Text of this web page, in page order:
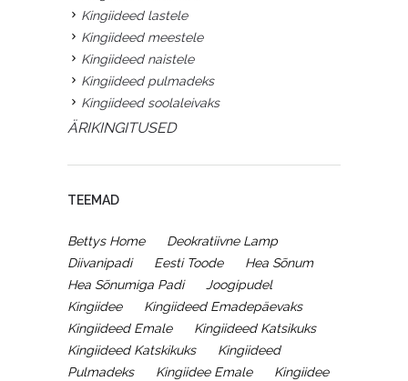
Kingiideed lastele
Kingiideed meestele
Kingiideed naistele
Kingiideed pulmadeks
Kingiideed soolaleivaks
ÄRIKINGITUSED
TEEMAD
Bettys Home
Deokratiivne Lamp
Diivanipadi
Eesti Toode
Hea Sõnum
Hea Sõnumiga Padi
Joogipudel
Kingiidee
Kingiideed Emadepäevaks
Kingiideed Emale
Kingiideed Katsikuks
Kingiideed Katskikuks
Kingiideed
Pulmadeks
Kingiidee Emale
Kingiidee